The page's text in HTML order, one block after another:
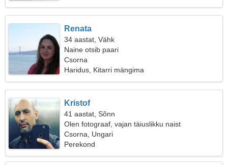
Renata
34 aastat, Vähk
Naine otsib paari
Csorna
Haridus, Kitarri mängima
Kristof
41 aastat, Sõnn
Olen fotograaf, vajan täiuslikku naist
Csorna, Ungari
Perekond